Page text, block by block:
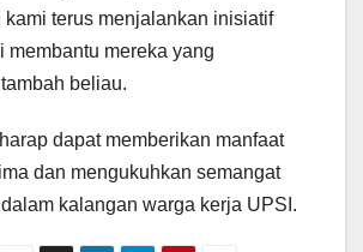
kami terus menjalankan inisiatif
membantu mereka yang
beliau.
dapat memberikan manfaat
dan mengukuhkan semangat
kalangan warga kerja UPSI.